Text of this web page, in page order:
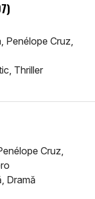
Penélope Cruz,
Thriller
Cruz,
Dramă